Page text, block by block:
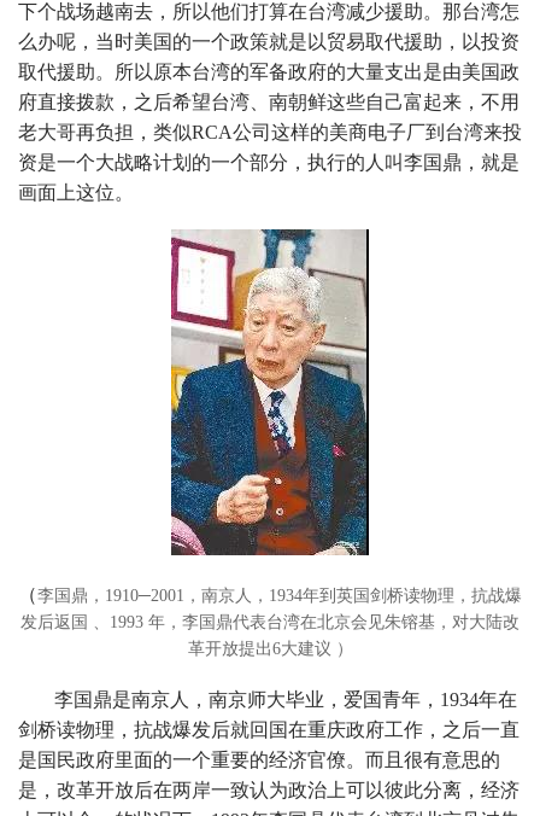
下个战场越南去，所以他们打算在台湾减少援助。那台湾怎
么办呢，当时美国的一个政策就是以贸易取代援助，以投资
取代援助。所以原本台湾的军备政府的大量支出是由美国政
府直接拨款，之后希望台湾、南朝鲜这些自己富起来，不用
老大哥再负担，类似RCA公司这样的美商电子厂到台湾来投
资是一个大战略计划的一个部分，执行的人叫李国鼎，就是
画面上这位。
（李国鼎，1910─2001，南京人，1934年到英国剑桥读物理，抗战爆
发后返国 、1993 年，李国鼎代表台湾在北京会见朱镕基，对大陆改
革开放提出6大建议 ）
李国鼎是南京人，南京师大毕业，爱国青年，1934年在
剑桥读物理，抗战爆发后就回国在重庆政府工作，之后一直
是国民政府里面的一个重要的经济官僚。而且很有意思的
是，改革开放后在两岸一致认为政治上可以彼此分离，经济